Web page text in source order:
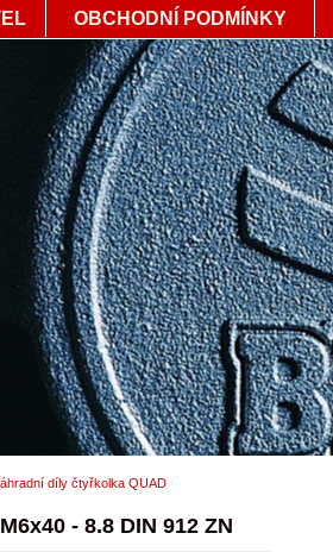
OBCHODNÍ PODMÍNKY
díly čtyřkolka QUAD
- 8.8 DIN 912 ZN